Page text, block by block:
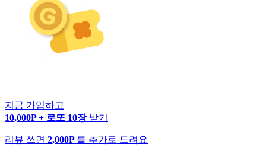
지금 가입하고
10,000P + 로또 10장 받기
리뷰 쓰면 2,000P 를 추가로 드려요